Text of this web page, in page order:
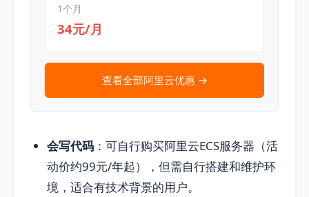
1个月
34元/月
查看全部阿里云优惠 →
会写代码 ：可自行购买阿里云ECS服务器（活
动价约99元/年起），但需自行搭建和维护环
境，适合有技术背景的用户。